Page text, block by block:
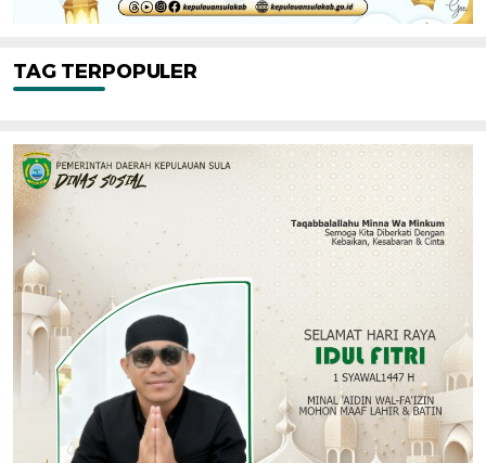
TAG TERPOPULER